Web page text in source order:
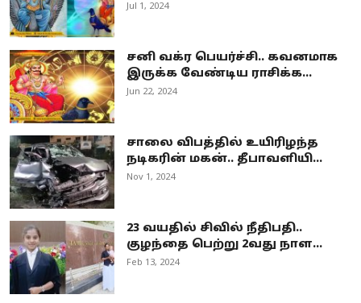
Jul 1, 2024
சனி வக்ர பெயர்ச்சி.. கவனமாக
இருக்க வேண்டிய ராசிக்க...
Jun 22, 2024
சாலை விபத்தில் உயிரிழந்த
நடிகரின் மகன்.. தீபாவளியி...
Nov 1, 2024
23 வயதில் சிவில் நீதிபதி..
குழந்தை பெற்று 2வது நாள...
Feb 13, 2024